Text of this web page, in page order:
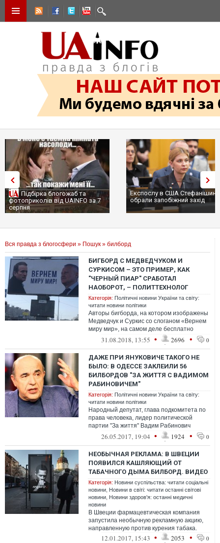
Підбірка блогожаб та
фотоприколів від UAINFO за 7
серпня
Експослу в США
обрали запобіжний захід
Вся правда з блогосфери » Пошук » билборд
БИГБОРД С МЕДВЕДЧУКОМ И
СУРКИСОМ – ЭТО ПРИМЕР, КАК
"ЧЕРНЫЙ ПИАР" СРАБОТАЛ
НАОБОРОТ, – ПОЛИТТЕХНОЛОГ
Категорія: Політичні новини України та світу:
читати новини політики
Авторы бигборда, на котором изображены
Медведчук и Суркис со слоганом «Вернем
миру мир», на самом деле бесплатно
прорекламировали Виктора Медведчука.
31.08.2018, 13:55 • 2696 • 0
ДАЖЕ ПРИ ЯНУКОВИЧЕ ТАКОГО НЕ
БЫЛО: В ОДЕССЕ ЗАКЛЕИЛИ 56
БИЛБОРДОВ "ЗА ЖИТТЯ С ВАДИМОМ
РАБИНОВИЧЕМ"
Категорія: Політичні новини України та світу:
читати новини політики
Народный депутат, глава подкомитета по
права человека, лидер политической
партии "За життя" Вадим Рабинович
возмущен тем, что в Одессе заклеили его
26.05.2017, 19:04 • 1924 • 0
НЕОБЫЧНАЯ РЕКЛАМА: В ШВЕЦИИ
ПОЯВИЛСЯ КАШЛЯЮЩИЙ ОТ
ТАБАЧНОГО ДЫМА БИЛБОРД. ВИДЕО
Категорія: Новини суспільства: читати соціальні
новини Новини в світі: читати останні світові
новини Новини здоров'я: останні медичні
новини
В Швеции фармацевтическая компания
запустила необычную рекламную акцию,
направленную против курения табака.
12.01.2017, 15:43 • 2053 • 0